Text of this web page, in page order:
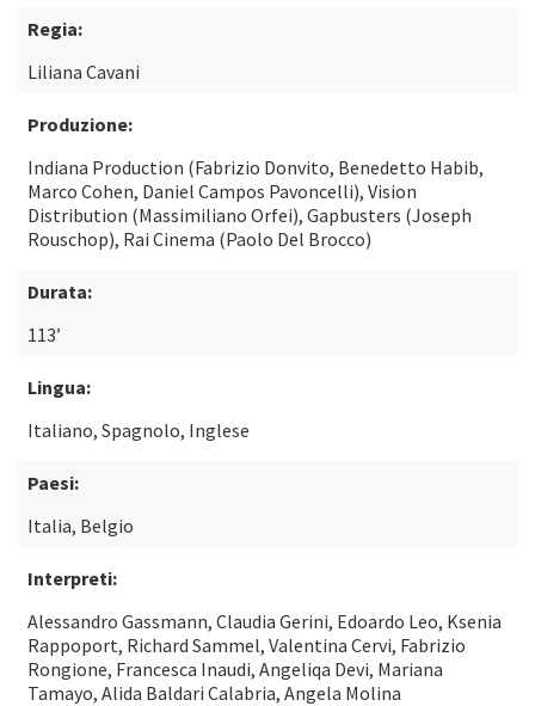
Regia:
Liliana Cavani
Produzione:
Indiana Production (Fabrizio Donvito, Benedetto Habib,
Marco Cohen, Daniel Campos Pavoncelli), Vision
Distribution (Massimiliano Orfei), Gapbusters (Joseph
Rouschop), Rai Cinema (Paolo Del Brocco)
Durata:
113’
Lingua:
Italiano, Spagnolo, Inglese
Paesi:
Italia, Belgio
Interpreti:
Alessandro Gassmann, Claudia Gerini, Edoardo Leo, Ksenia
Rappoport, Richard Sammel, Valentina Cervi, Fabrizio
Rongione, Francesca Inaudi, Angeliqa Devi, Mariana
Tamayo, Alida Baldari Calabria, Angela Molina